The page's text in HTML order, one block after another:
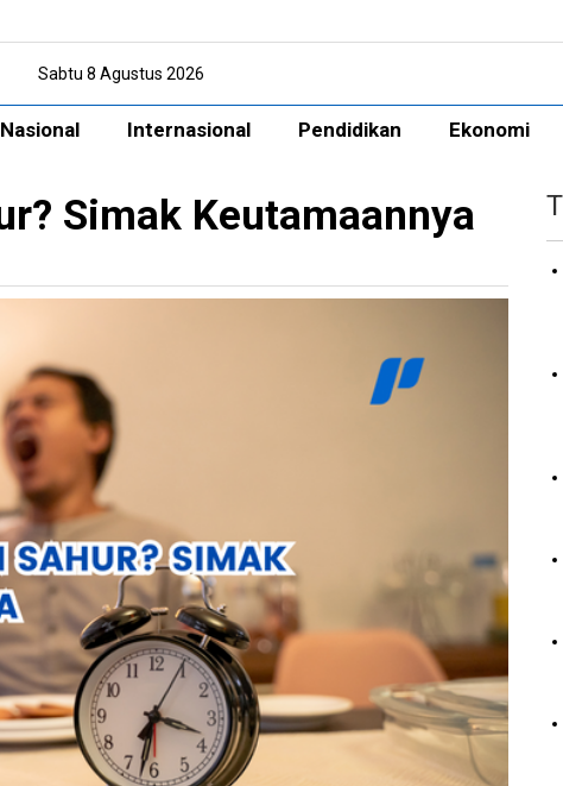
Sabtu 8 Agustus 2026
Nasional Internasional Pendidikan Ekonomi
Simak Keutamaannya